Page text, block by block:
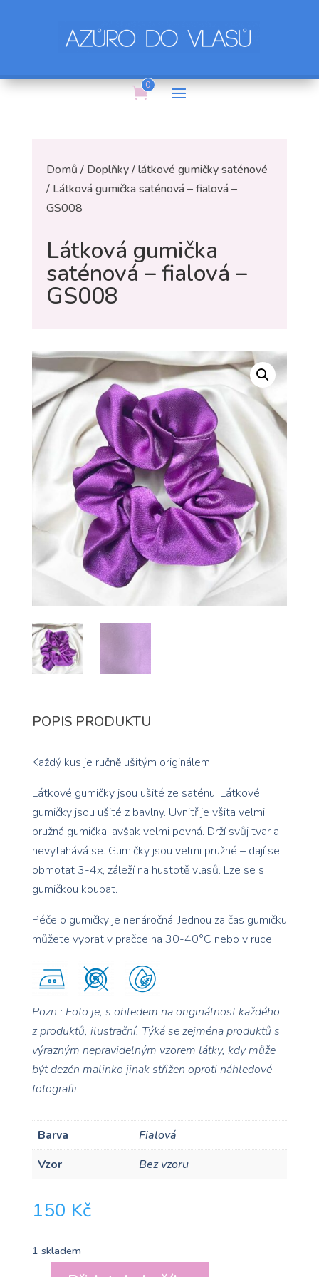
0
Domů / Doplňky/látkové gumičky saténové
/ Látková gumička saténová – fialová –
GS008
Látková gumička
saténová – fialová –
GS008
POPIS PRODUKTU
Každý kus je ručně ušitým originálem.
Látkové gumičky jsou ušité ze saténu. Látkové
gumičky jsou ušité z bavlny. Uvnitř je všita velmi
pružná gumička, avšak velmi pevná. Drží svůj tvar a
nevytahává se. Gumičky jsou velmi pružné – dají se
obmotat 3-4x, záleží na hustotě vlasů. Lze se s
gumičkou koupat.
Péče o gumičky je nenáročná. Jednou za čas gumičku
můžete vyprat v pračce na 30-40°C nebo v ruce.
Pozn.: Foto je, s ohledem na originálnost každého
z produktů, ilustrační. Týká se zejména produktů s
výrazným nepravidelným vzorem látky, kdy může
být dezén malinko jinak střižen oproti náhledové
fotografii.
Barva
Fialová
Vzor
Bez vzoru
150 Kč
1 skladem